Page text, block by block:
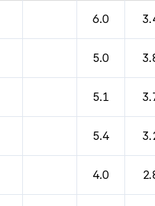
6.0
5.0
5.1
5.4
4.0